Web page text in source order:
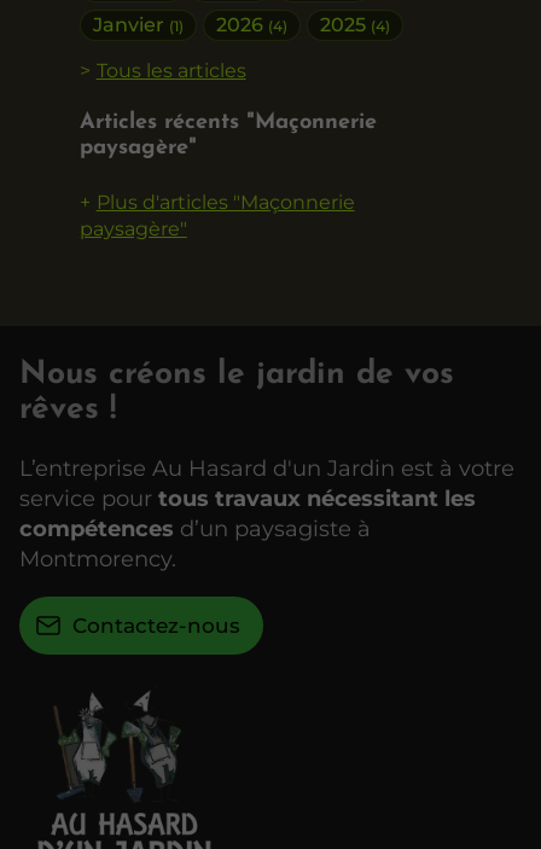
Janvier (1) 2026 (4) 2025 (4)
Tous les articles
Articles récents "Maçonnerie
paysagère"
Plus d'articles "Maçonnerie
paysagère"
Nous créons le jardin de vos
rêves !
L’entreprise Au Hasard d'un Jardin est à votre
service pour tous travaux nécessitant les
compétences d’un paysagiste à
Montmorency.
Contactez-nous